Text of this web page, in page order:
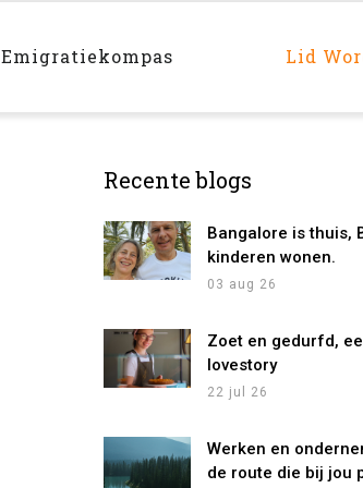
Emigratiekompas
Main
rechts
Lid
Recente blogs
Bangalore is thuis,
kinderen wonen.
03 aug 26
Zoet en gedurfd,
lovestory
22 jul 26
Werken en
de route die bij jou